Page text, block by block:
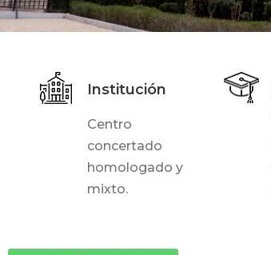
Institución
Centro
concertado
homologado y
mixto.